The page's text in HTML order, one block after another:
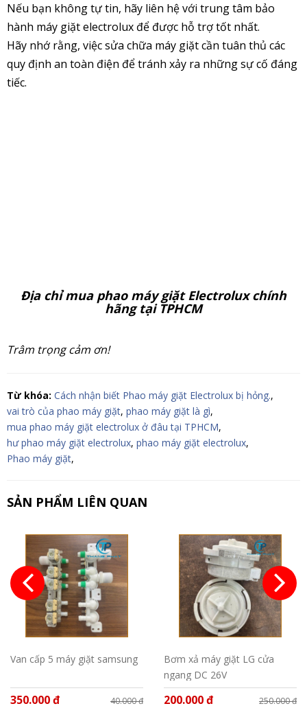
Nếu bạn không tự tin, hãy liên hệ với trung tâm bảo
hành máy giặt electrolux để được hỗ trợ tốt nhất.
Hãy nhớ rằng, việc sửa chữa máy giặt cần tuân thủ các
quy định an toàn điện để tránh xảy ra những sự cố đáng
tiếc.
Địa chỉ mua phao máy giặt Electrolux chính
hãng tại TPHCM
Trâm trọng cảm ơn!
Từ khóa: Cách nhận biết Phao máy giặt Electrolux bị hỏng.,
vai trò của phao máy giặt, phao máy giặt là gì,
mua phao máy giặt electrolux ở đâu tại TPHCM,
hư phao máy giặt electrolux, phao máy giặt electrolux,
Phao máy giặt,
SẢN PHẨM LIÊN QUAN
Van cấp 5 máy giặt samsung
350.000 đ 40.000 đ
Bơm xả máy giặt LG cửa
ngang DC 26V
200.000 đ 250.000 đ